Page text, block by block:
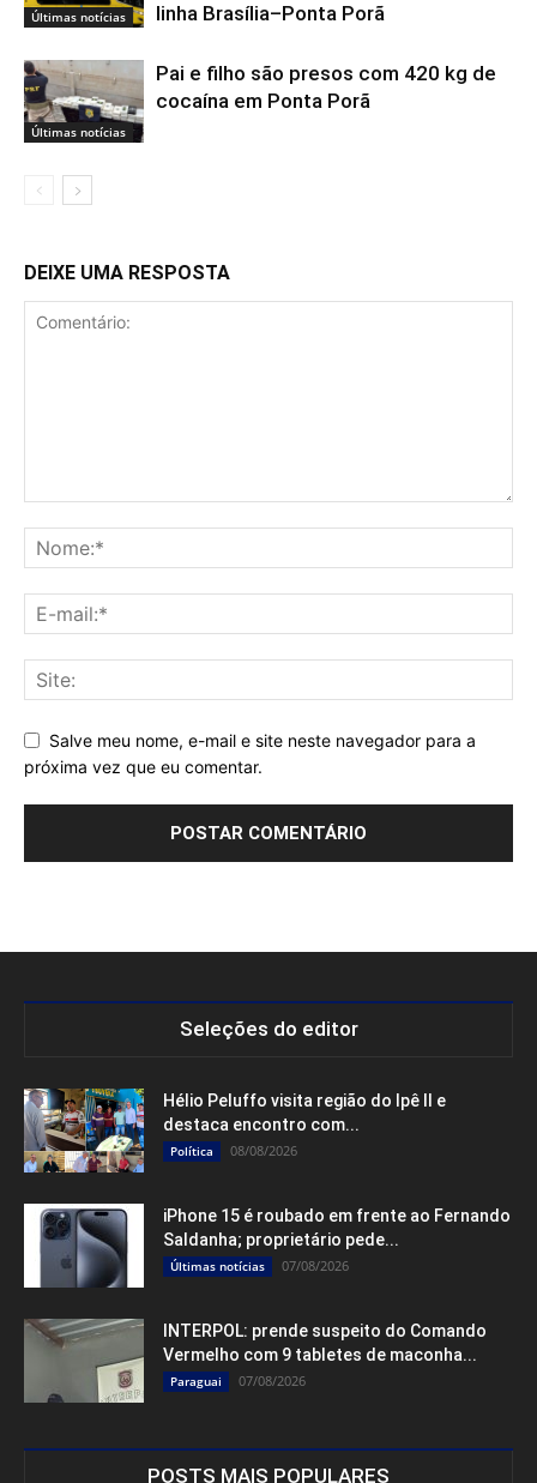
Últimas notícias
linha Brasília–Ponta Porã
Últimas notícias
Pai e filho são presos com 420 kg de
cocaína em Ponta Porã
DEIXE UMA RESPOSTA
Salve meu nome, e-mail e site neste navegador para a
próxima vez que eu comentar.
Seleções do editor
Hélio Peluffo visita região do Ipê II e
destaca encontro com...
Política 08/08/2026
iPhone 15 é roubado em frente ao Fernando
Saldanha; proprietário pede...
Últimas notícias 07/08/2026
INTERPOL: prende suspeito do Comando
Vermelho com 9 tabletes de maconha...
Paraguai 07/08/2026
POSTS MAIS POPULARES